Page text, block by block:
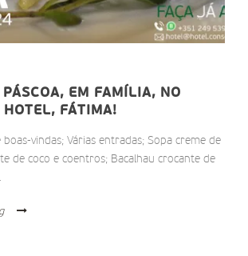
EM FAMÍLIA, NO
HOTEL, FÁTIMA!
boas-vindas; Várias entradas; Sopa creme de
de coco e coentros; Bacalhau crocante de